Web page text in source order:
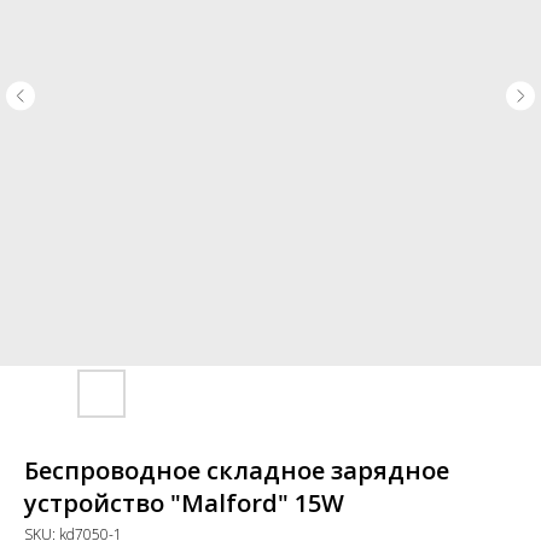
Беспроводное складное зарядное
устройство "Malford" 15W
SKU: kd7050-1